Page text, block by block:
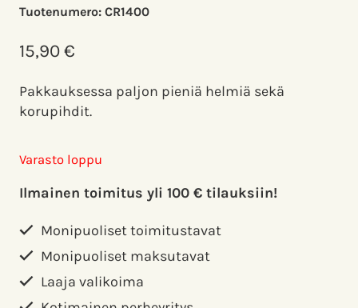
Tuotenumero: CR1400
15,90€
Pakkauksessa paljon pieniä helmiä sekä
korupihdit.
Varasto loppu
Ilmainen toimitus yli 100 € tilauksiin!
Monipuoliset toimitustavat
Monipuoliset maksutavat
Laaja valikoima